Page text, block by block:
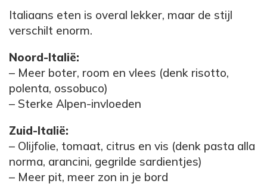
Italiaans eten is overal lekker, maar de stijl
verschilt enorm.
Noord-Italië:
– Meer boter, room en vlees (denk risotto,
polenta, ossobuco)
– Sterke Alpen-invloeden
Zuid-Italië:
– Olijfolie, tomaat, citrus en vis (denk pasta alla
norma, arancini, gegrilde sardientjes)
– Meer pit, meer zon in je bord